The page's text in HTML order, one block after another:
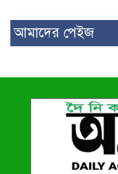
আমাদের পেইজ